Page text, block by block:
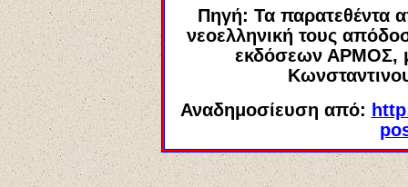
Πηγή: Τα παρατεθέντα
νεοελληνική τους
εκδόσεων ΑΡΜΟΣ,
Αναδημοσίευση από: